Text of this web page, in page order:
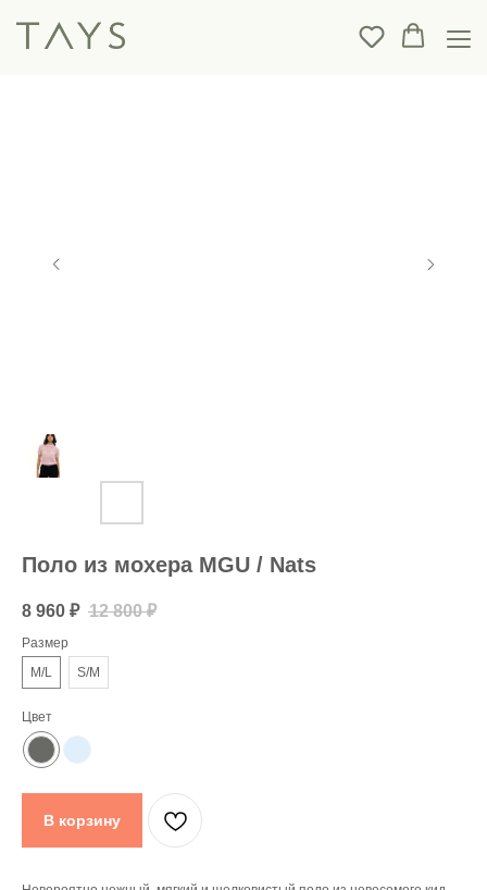
Поло из мохера MGU / Nats
8 960 ₽ 12 800 ₽
Размер
M/L
S/M
Цвет
В корзину